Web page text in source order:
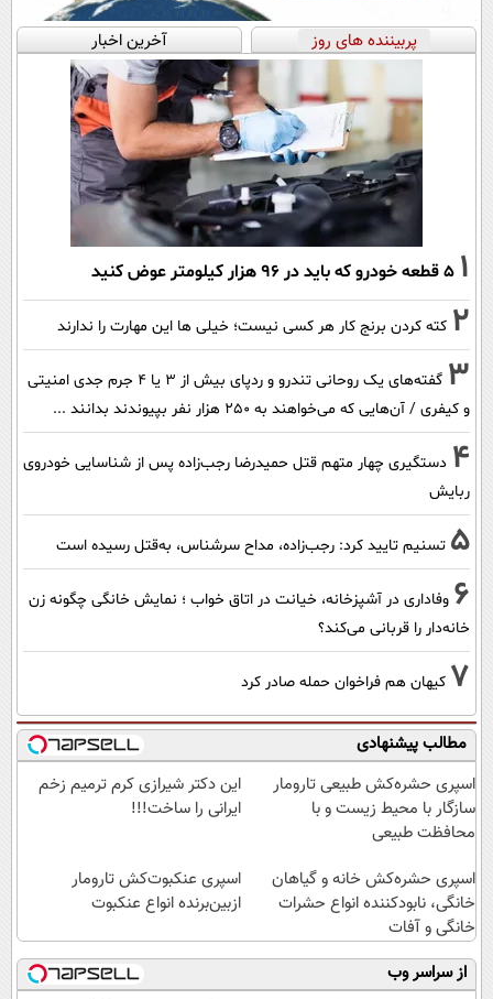
پربیننده های روز آخرین اخبار
1 ۵ قطعه خودرو که باید در ۹۶ هزار کیلومتر عوض کنید
2 کته کردن برنج کار هر کسی نیست؛ خیلی ها این مهارت را ندارند
3
گفته‌های یک روحانی تندرو و ردپای بیش از ۳ یا ۴ جرم جدی امنیتی
و کیفری / آن‌هایی که می‌خواهند به ۲۵۰ هزار نفر بپیوندند بدانند ...
4 دستگیری چهار متهم قتل حمیدرضا رجب‌زاده پس از شناسایی خودروی
ربایش
5 تسنیم تایید کرد: رجب‌زاده، مداح سرشناس، به‌قتل رسیده است
6 وفاداری در آشپزخانه، خیانت در اتاق خواب ؛ نمایش خانگی چگونه زن
خانه‌دار را قربانی می‌کند؟
7 کیهان هم فراخوان حمله صادر کرد
مطالب پیشنهادی
اسپری حشره‌کش طبیعی تارومار
سازگار با محیط زیست و با
محافظت طبیعی
این دکتر شیرازی کرم ترمیم زخم
ایرانی را ساخت!!!
اسپری حشره‌کش خانه و گیاهان
خانگی، نابودکننده انواع حشرات
خانگی و آفات
اسپری عنکبوت‌‌کش تارومار
ازبین‌برنده انواع عنکبوت
از سراسر وب